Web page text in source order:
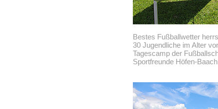
Bestes Fußballwetter
30 Jugendliche im Alter
Tagescamp der
Sportfreunde Höfen-